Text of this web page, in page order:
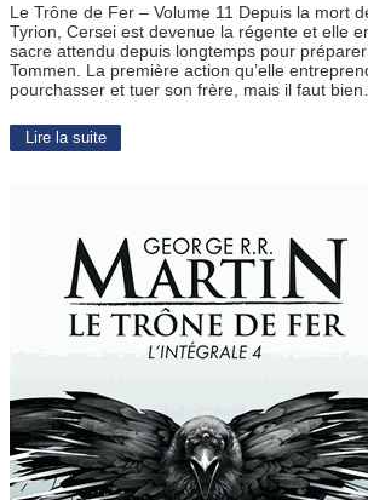
Le Trône de Fer – Volume 11 Depuis la mort
Tyrion, Cersei est devenue la régente et elle
sacre attendu depuis longtemps pour
Tommen. La première action qu’elle
pourchasser et tuer son frère, mais il faut
Lire la suite